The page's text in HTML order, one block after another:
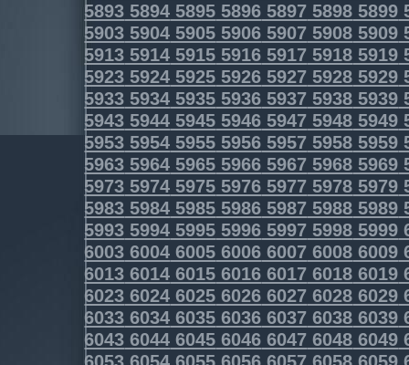
5893 5894 5895 5896 5897 5898 5899
5903 5904 5905 5906 5907 5908 5909
5913 5914 5915 5916 5917 5918 5919
5923 5924 5925 5926 5927 5928 5929
5933 5934 5935 5936 5937 5938 5939
5943 5944 5945 5946 5947 5948 5949
5953 5954 5955 5956 5957 5958 5959
5963 5964 5965 5966 5967 5968 5969
5973 5974 5975 5976 5977 5978 5979
5983 5984 5985 5986 5987 5988 5989
5993 5994 5995 5996 5997 5998 5999
6003 6004 6005 6006 6007 6008 6009
6013 6014 6015 6016 6017 6018 6019
6023 6024 6025 6026 6027 6028 6029
6033 6034 6035 6036 6037 6038 6039
6043 6044 6045 6046 6047 6048 6049